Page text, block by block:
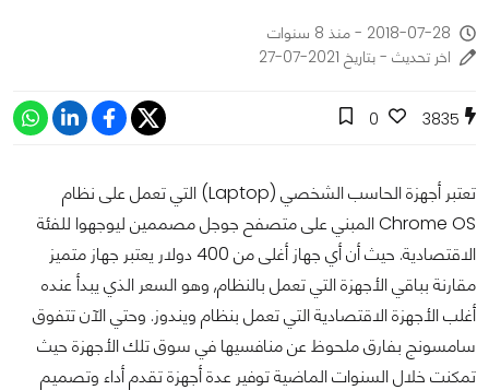
2018-07-28 - منذ 8 سنوات
اخر تحديث - بتاريخ 2021-07-27
3835
0
تعتبر أجهزة الحاسب الشخصي (Laptop) التي تعمل على نظام
Chrome OS المبني على متصفح جوجل مصممين ليوجهوا للفئة
الاقتصادية. حيث أن أي جهاز أغلى من 400 دولار يعتبر جهاز متميز
مقارنة بباقي الأجهزة التي تعمل بالنظام, وهو السعر الذي يبدأ عنده
أغلب الأجهزة الاقتصادية التي تعمل بنظام ويندوز. وحتي الآن تتفوق
سامسونج بفارق ملحوظ عن منافسيها في سوق تلك الأجهزة حيث
تمكنت خلال السنوات الماضية توفير عدة أجهزة تقدم أداء وتصميم